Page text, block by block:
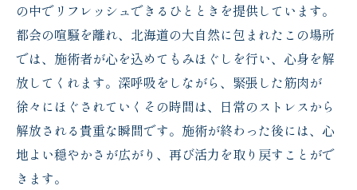
の中でリフレッシュできるひとときを提供しています。
都会の喧騒を離れ、北海道の大自然に包まれたこの場所
では、施術者が心を込めてもみほぐしを行い、心身を解
放してくれます。深呼吸をしながら、緊張した筋肉が
徐々にほぐされていくその時間は、日常のストレスから
解放される貴重な瞬間です。施術が終わった後には、心
地よい穏やかさが広がり、再び活力を取り戻すことがで
きます。